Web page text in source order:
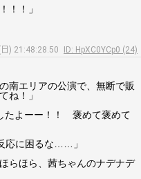
！」
) 21:48:28.50
ID: HpXC0YCp0 (24)
南エリアの公演で、無断で販
ね！」
たよーー！！ 褒めて褒めて
応に困るな……」
らほら、茜ちゃんのナデナデ